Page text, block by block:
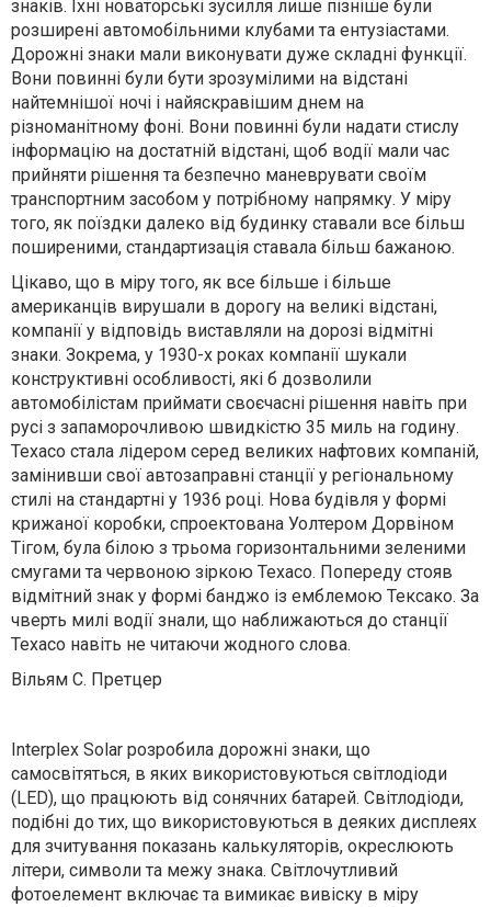
знаків. Їхні новаторські зусилля лише пізніше були
розширені автомобільними клубами та ентузіастами.
Дорожні знаки мали виконувати дуже складні функції.
Вони повинні були бути зрозумілими на відстані
найтемнішої ночі і найяскравішим днем ​​на
різноманітному фоні. Вони повинні були надати стислу
інформацію на достатній відстані, щоб водії мали час
прийняти рішення та безпечно маневрувати своїм
транспортним засобом у потрібному напрямку. У міру
того, як поїздки далеко від будинку ставали все більш
поширеними, стандартизація ставала більш бажаною.
Цікаво, що в міру того, як все більше і більше
американців вирушали в дорогу на великі відстані,
компанії у відповідь виставляли на дорозі відмітні
знаки. Зокрема, у 1930-х роках компанії шукали
конструктивні особливості, які б дозволили
автомобілістам приймати своєчасні рішення навіть при
русі з запаморочливою швидкістю 35 миль на годину.
Texaco стала лідером серед великих нафтових компаній,
замінивши свої автозаправні станції у регіональному
стилі на стандартні у 1936 році. Нова будівля у формі
крижаної коробки, спроектована Уолтером Дорвіном
Тігом, була білою з трьома горизонтальними зеленими
смугами та червоною зіркою Texaco. Попереду стояв
відмітний знак у формі банджо із емблемою Тексако. За
чверть милі водії знали, що наближаються до станції
Texaco навіть не читаючи жодного слова.
Вільям С. Претцер
Interplex Solar розробила дорожні знаки, що
самосвітяться, в яких використовуються світлодіоди
(LED), що працюють від сонячних батарей. Світлодіоди,
подібні до тих, що використовуються в деяких дисплеях
для зчитування показань калькуляторів, окреслюють
літери, символи та межу знака. Світлочутливий
фотоелемент включає та вимикає вивіску в міру